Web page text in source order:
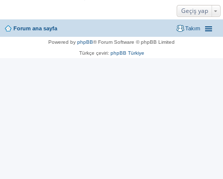
Geçiş yap
Forum ana sayfa Takım
Powered by phpBB® Forum Software © phpBB Limited
Türkçe çeviri: phpBB Türkiye